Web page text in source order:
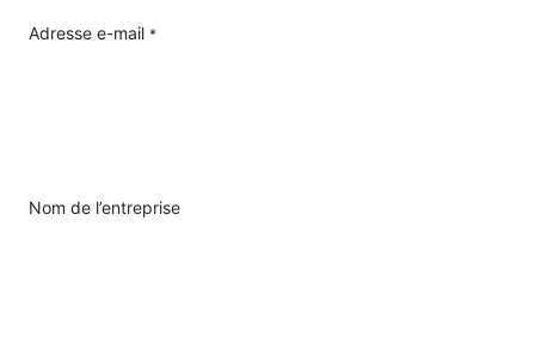
Adresse e-mail *
Nom de l’entreprise